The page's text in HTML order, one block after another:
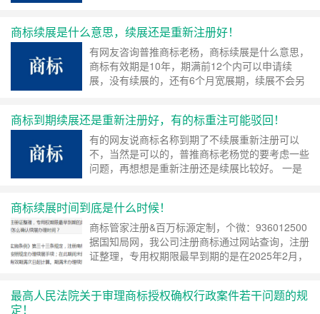
内，也可以进行宽展续费。 半年之内还没有宽
展，基本就没办法直接续费了，但是《商标法》其
中有个规定，期满不再续展的，与该商标相同或者
近似……继续阅读 »
商标续展是什么意思，续展还是重新注册好！
有网友咨询普推商标老杨，商标续展是什么意思，
商标有效期是10年，期满前12个内可以申请续
展，没有续展的，还有6个月宽展期，续展不会另
册证。 商标续展基本是没有什么问题，都是可续
展成功的，但是在新的法规后申请可能就没那么容
易，比如含有的“百年”的词的商标名称，在以前还
可…… 继续阅读 »
商标到期续展还是重新注册好，有的标重注可能驳回！
有的网友说商标名称到期了不续展重新注册可以
不，当然是可以的，普推商标老杨觉的要考虑一些
问题，再想想是重新注册还是续展比较好。 一是
下来，现在是不行的，已注册老商标可以一直续展
没什么问题，还有些商标名称含有原料词，以前基
本都是通过的，但是现在有些原料词只对相关的商
品通过……继续阅读 »
商标续展时间到底是什么时候！
商标管家注册&百万标源定制，个微：936012500
据国知局网，我公司注册商标通过网站查询，注册
证整理，专用权期限最早到期的是在2025年2月，
商标法第四十条及《商标法实施条例》第三十三条
最高人民法院关于审理商标授权确权行政案件若干问题的规
定！